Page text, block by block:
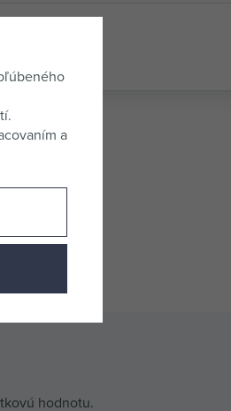
hodnotu.
a